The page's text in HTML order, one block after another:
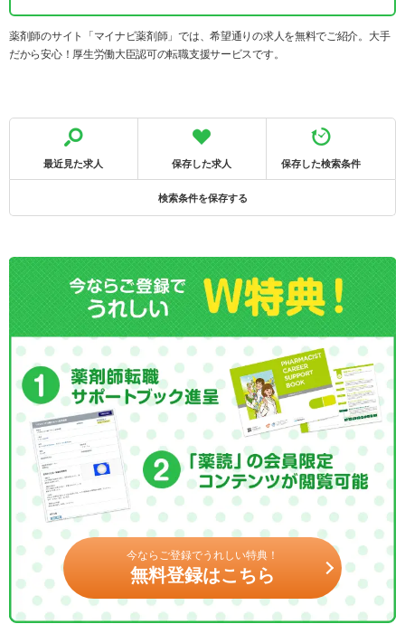
薬剤師のサイト「マイナビ薬剤師」では、希望通りの求人を無料でご紹介。大手
だから安心！厚生労働大臣認可の転職支援サービスです。
最近見た求人 保存した求人 保存した検索条件
検索条件を保存する
今ならご登録でうれしい特典！
無料登録はこちら